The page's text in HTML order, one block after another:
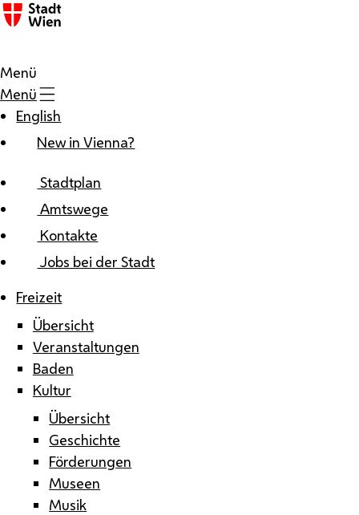
Zum Inhalt
Menü
Menü
English
New in Vienna?
Stadtplan
Amtswege
Kontakte
Jobs bei der Stadt
Freizeit
Übersicht
Veranstaltungen
Baden
Kultur
Übersicht
Geschichte
Förderungen
Museen
Musik